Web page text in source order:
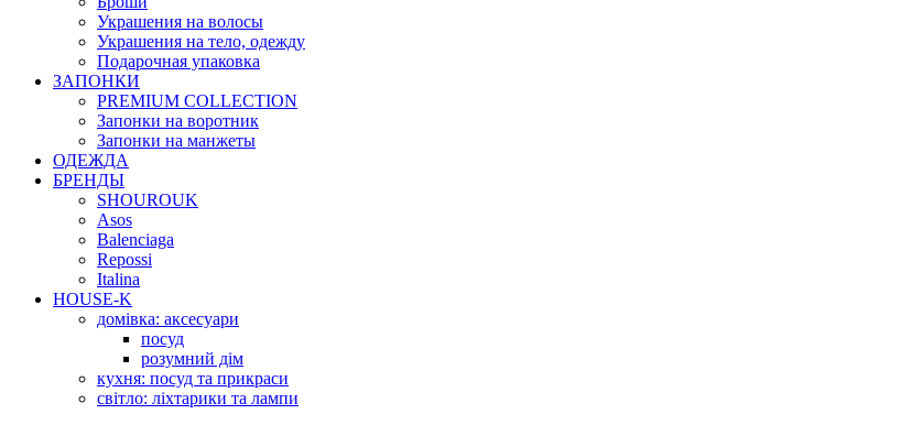
Украшения на волосы
Украшения на тело, одежду
Подарочная упаковка
ЗАПОНКИ
PREMIUM COLLECTION
Запонки на воротник
Запонки на манжеты
ОДЕЖДА
БРЕНДЫ
SHOUROUK
Asos
Balenciaga
Repossi
Italina
HOUSE-K
домівка: аксесуари
посуд
розумний дім
кухня: посуд та прикраси
світло: ліхтарики та лампи